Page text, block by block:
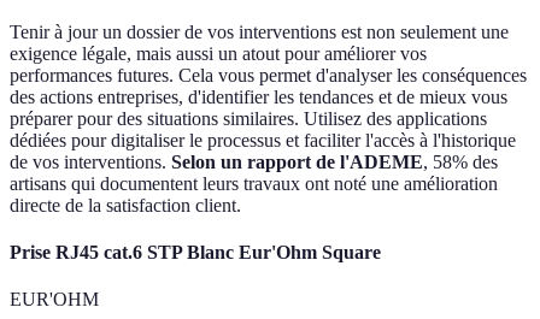
Tenir à jour un dossier de vos interventions est non seulement une
exigence légale, mais aussi un atout pour améliorer vos
performances futures. Cela vous permet d'analyser les conséquences
des actions entreprises, d'identifier les tendances et de mieux vous
préparer pour des situations similaires. Utilisez des applications
dédiées pour digitaliser le processus et faciliter l'accès à l'historique
de vos interventions. Selon un rapport de l'ADEME, 58% des
artisans qui documentent leurs travaux ont noté une amélioration
directe de la satisfaction client.
Prise RJ45 cat.6 STP Blanc Eur'Ohm Square
EUR'OHM